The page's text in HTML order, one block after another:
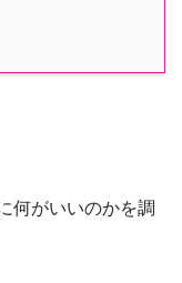
何がいいのかを調